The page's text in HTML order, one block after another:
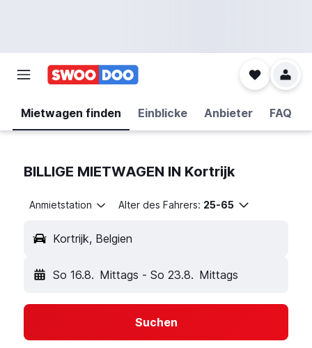
Mietwagen finden Einblicke Anbieter FAQ
BILLIGE MIETWAGEN IN Kortrijk
Anmietstation Alter des Fahrers: 25-65
Kortrijk, Belgien
So 16.8. Mittags - So 23.8. Mittags
Suchen